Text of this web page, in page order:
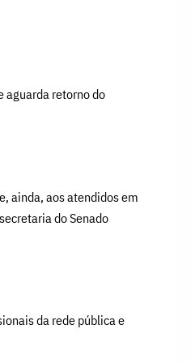
aguarda retorno do
ainda, aos atendidos em
do Senado
da rede pública e